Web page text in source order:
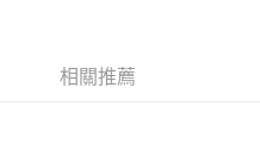
相關推薦